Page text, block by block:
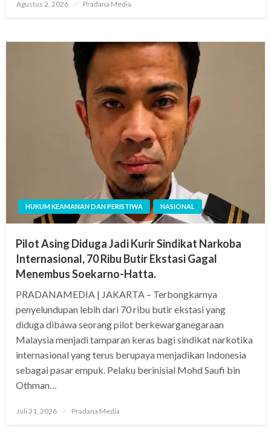
Agustus 2, 2026 Pradana Media
HUKUM KEAMANAN DAN PERISTIWA NASIONAL
Pilot Asing Diduga Jadi Kurir Sindikat Narkoba
Internasional, 70 Ribu Butir Ekstasi Gagal
Menembus Soekarno-Hatta.
PRADANAMEDIA | JAKARTA – Terbongkarnya
penyelundupan lebih dari 70 ribu butir ekstasi yang
diduga dibawa seorang pilot berkewarganegaraan
Malaysia menjadi tamparan keras bagi sindikat narkotika
internasional yang terus berupaya menjadikan Indonesia
sebagai pasar empuk. Pelaku berinisial Mohd Saufi bin
Othman…
Juli 31, 2026 Pradana Media